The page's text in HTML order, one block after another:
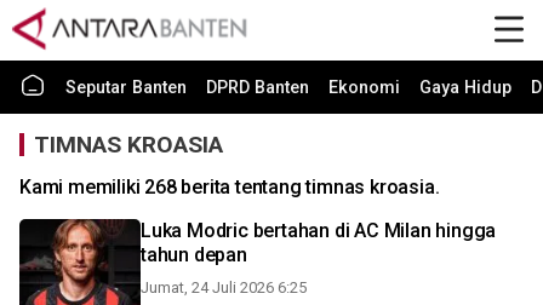
Seputar Banten DPRD Banten Ekonomi Gaya Hidup
TIMNAS KROASIA
Kami memiliki 268 berita tentang timnas kroasia.
Luka Modric bertahan di AC Milan hingga
tahun depan
Jumat, 24 Juli 2026 6:25